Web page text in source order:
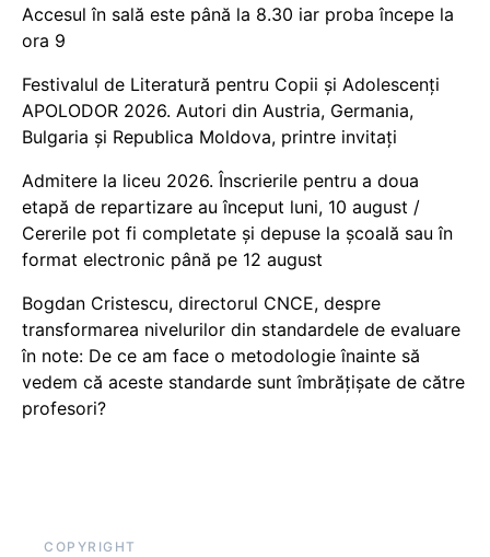
Accesul în sală este până la 8.30 iar proba începe la
ora 9
Festivalul de Literatură pentru Copii și Adolescenți
APOLODOR 2026. Autori din Austria, Germania,
Bulgaria și Republica Moldova, printre invitați
Admitere la liceu 2026. Înscrierile pentru a doua
etapă de repartizare au început luni, 10 august /
Cererile pot fi completate și depuse la școală sau în
format electronic până pe 12 august
Bogdan Cristescu, directorul CNCE, despre
transformarea nivelurilor din standardele de evaluare
în note: De ce am face o metodologie înainte să
vedem că aceste standarde sunt îmbrățișate de către
profesori?
COPYRIGHT